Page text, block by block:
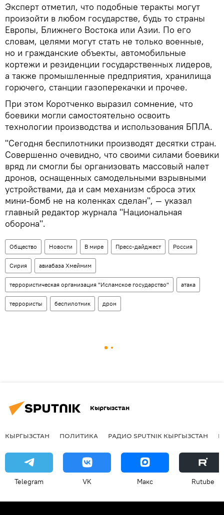
Эксперт отметил, что подобные теракты могут
произойти в любом государстве, будь то страны
Европы, Ближнего Востока или Азии. По его
словам, целями могут стать не только военные,
но и гражданские объекты, автомобильные
кортежи и резиденции государственных лидеров,
а также промышленные предприятия, хранилища
горючего, станции газоперекачки и прочее.
При этом Коротченко выразил сомнение, что
боевики могли самостоятельно освоить
технологии производства и использования БПЛА.
"Сегодня беспилотники производят десятки стран.
Совершенно очевидно, что своими силами боевики
вряд ли смогли бы организовать массовый налет
дронов, оснащенных самодельными взрывными
устройствами, да и сам механизм сброса этих
мини-бомб не на коленках сделан", — указал
главный редактор журнала "Национальная
оборона".
Общество Новости В мире Пресс-дайджест Россия
Сирия авиабаза Хмеймим
террористическая организация "Исламское государство" атака
террористы беспилотник дрон
Кыргызстан
КЫРГЫЗСТАН ПОЛИТИКА РАДИО SPUTNIK КЫРГЫЗСТАН
Telegram VK Макс Rutube